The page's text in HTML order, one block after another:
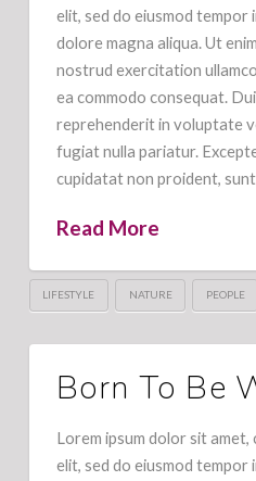
elit, sed do eiusmod
dolore magna aliqua. Ut
nostrud exercitation
ea commodo consequat.
reprehenderit in voluptate
fugiat nulla pariatur.
cupidatat non proident,
Read More
LIFESTYLE NATURE PEOPLE
Born To Be
Lorem ipsum dolor sit
elit, sed do eiusmod